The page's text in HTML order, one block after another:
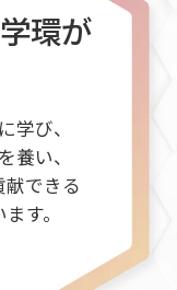
環が
学び、
養い、
できる
す。